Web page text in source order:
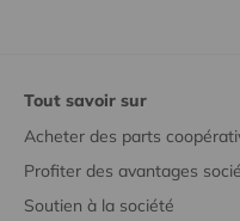
Tout savoir sur
Acheter des parts
Profiter des avantages
Soutien à la société